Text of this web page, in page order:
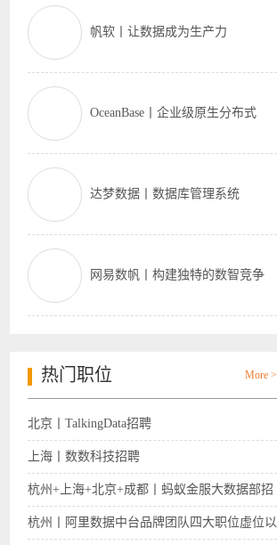
帆软丨让数据成为生产力
OceanBase丨企业级原生分布式
达梦数据丨数据库管理系统
网易数帆丨构建独特的数智竞争
热门职位 More >
北京丨TalkingData招聘
上海丨数数科技招聘
杭州+上海+北京+成都丨蚂蚁金服大数据部招
聘
杭州丨阿里数据中台品牌团队四大职位虚位以